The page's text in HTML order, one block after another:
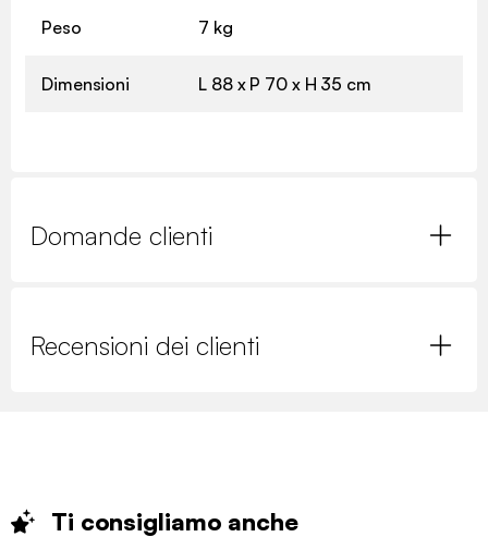
Peso 7 kg
Dimensioni L 88 x P 70 x H 35 cm
Domande clienti
Recensioni dei clienti
Ti consigliamo anche